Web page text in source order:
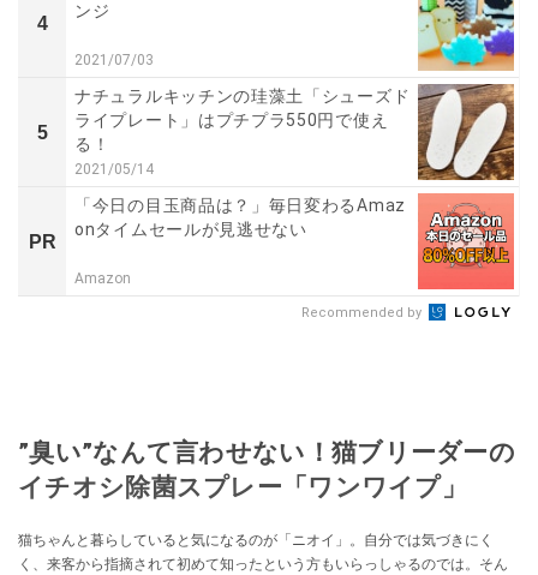
4
ンジ
2021/07/03
5
ナチュラルキッチンの珪藻土「シューズド
ライプレート」はプチプラ550円で使え
る！
2021/05/14
PR
「今日の目玉商品は？」毎日変わるAmaz
onタイムセールが見逃せない
Amazon
Recommended by
”臭い”なんて言わせない！猫ブリーダーの
イチオシ除菌スプレー「ワンワイプ」
猫ちゃんと暮らしていると気になるのが「ニオイ」。自分では気づきにく
く、来客から指摘されて初めて知ったという方もいらっしゃるのでは。そん